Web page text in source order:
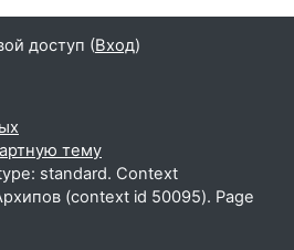
доступ (Вход)
тему
standard. Context
(context id 50095). Page